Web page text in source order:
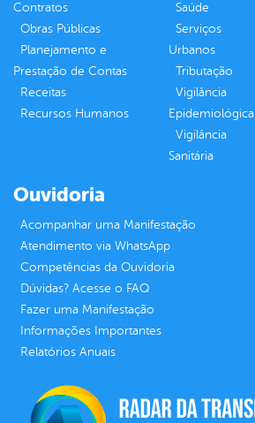
Contratos
Obras Públicas
Planejamento e
Prestação de Contas
Receitas
Recursos Humanos
Saúde
Serviços
Urbanos
Tributação
Vigilância
Epidemiológica
Vigilância
Sanitária
Ouvidoria
Acompanhar uma Manifestação
Atendimento via WhatsApp
Competências da Ouvidoria
Dúvidas? Acesse o FAQ
Fazer uma Manifestação
Informações Importantes
Relatórios Anuais